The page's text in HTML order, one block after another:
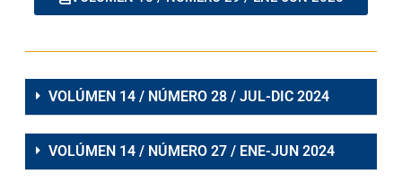
VOLÚMEN 14 / NÚMERO 28 / JUL-DIC 2024
VOLÚMEN 14 / NÚMERO 27 / ENE-JUN 2024